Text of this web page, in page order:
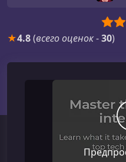
★4.8(всего оценок-30)